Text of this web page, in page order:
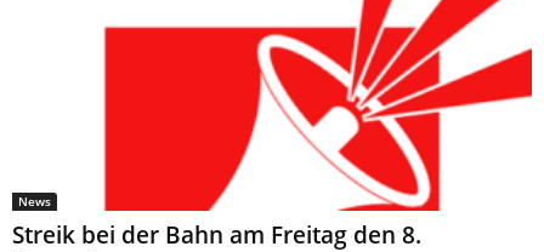
News
Streik bei der Bahn am Freitag den 8.